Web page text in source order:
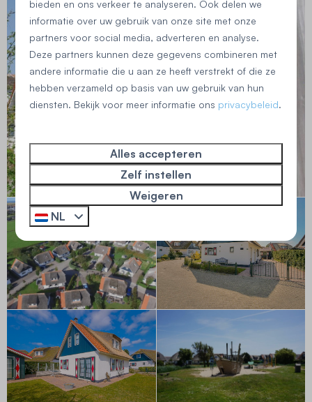
bieden en ons verkeer te analyseren. Ook delen we
informatie over uw gebruik van onze site met onze
partners voor social media, adverteren en analyse.
Deze partners kunnen deze gegevens combineren met
andere informatie die u aan ze heeft verstrekt of die ze
hebben verzameld op basis van uw gebruik van hun
diensten. Bekijk voor meer informatie ons privacybeleid.
Alles accepteren
Zelf instellen
Weigeren
NL